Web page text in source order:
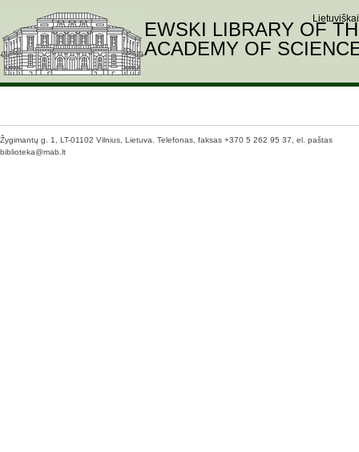
content
THE WROBLEWSKI LIBRARY OF
LITHUANIAN ACADEMY OF
Lietuviškai
Žygimantų g. 1, LT-01102 Vilnius, Lietuva. Telefonas, faksas +370 5 262 95 37, el. paštas
biblioteka@mab.lt